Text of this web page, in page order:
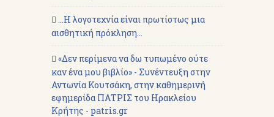
...Η λογοτεχνία είναι πρωτίστως μια
αισθητική πρόκληση...
«Δεν περίμενα να δω τυπωμένο ούτε
καν ένα μου βιβλίο» - Συνέντευξη στην
Αντωνία Κουτσάκη, στην καθημερινή
εφημερίδα ΠΑΤΡΙΣ του Ηρακλείου
Κρήτης - patris.gr